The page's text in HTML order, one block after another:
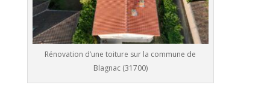
Rénovation d’une toiture sur la commune de
Blagnac (31700)